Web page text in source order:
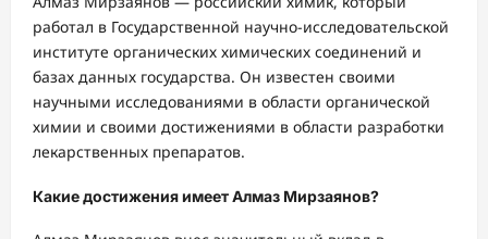
работал в Государственной научно-исследовательской
институте органических химических соединений и
базах данных государства. Он известен своими
научными исследованиями в области органической
химии и своими достижениями в области разработки
лекарственных препаратов.
Какие достижения имеет Алмаз Мирзаянов?